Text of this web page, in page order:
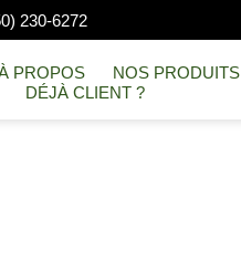
230-6272
PROPOS NOS PRODUITS
DÉJÀ CLIENT ?